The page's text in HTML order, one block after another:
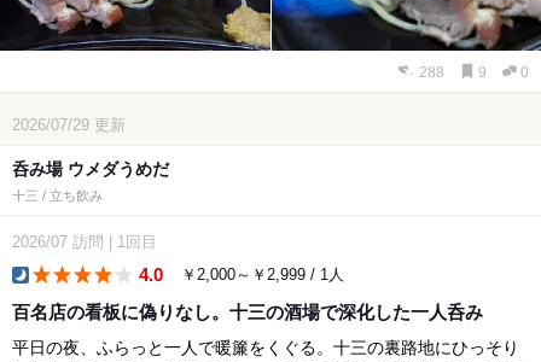
288 9 0
2026/07/29 更新
呑み場 ウメダうめだ
十三 / 立ち飲み
2026/07 訪問 1回目
4.0 ￥2,000～￥2,999 / 1人
百名店の看板に偽りなし。十三の酒場で深化した一人呑み
平日の夜、ふらっと一人で暖簾をくぐる。十三の裏路地にひっそり